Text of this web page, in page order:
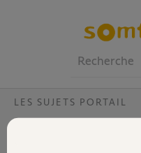
Volet
LES SUJETS PORTAIL
Automatismes